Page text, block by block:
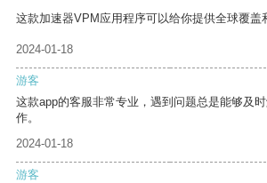
这款加速器VPM应用程序可以给你提供全球覆盖
2024-01-18
游客
这款app的客服非常专业，遇到问题总是能够及
作。
2024-01-18
游客